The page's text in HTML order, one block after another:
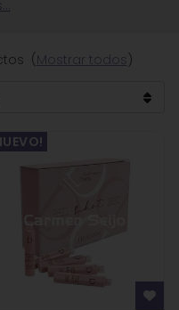
(Mostrar todos )